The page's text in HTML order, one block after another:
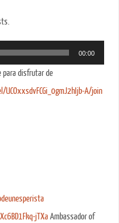
00:00
para disfrutar de
A/join
jTXa Ambassador of